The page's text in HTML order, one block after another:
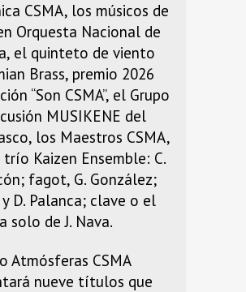
CSMA, los músicos de
Orquesta Nacional de
el quinteto de viento
Brass, premio 2026
“Son CSMA”, el Grupo
MUSIKENE del
los Maestros CSMA,
Kaizen Ensemble: C.
fagot, G. González;
D. Palanca; clave o el
solo de J. Nava.
Atmósferas CSMA
nueve títulos que